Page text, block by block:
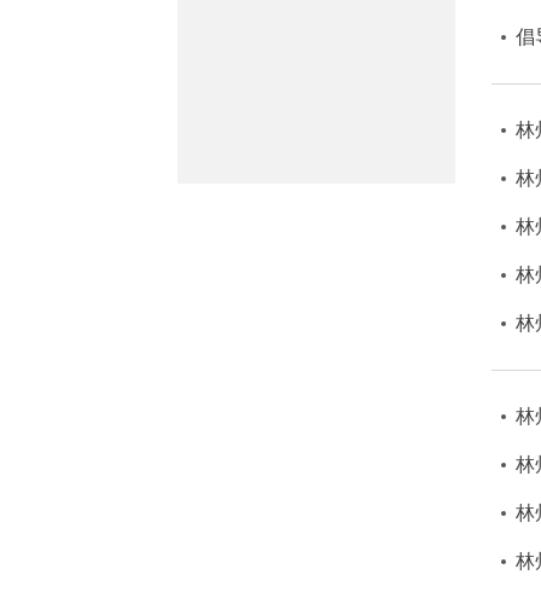
倡
林
林
林
林
林
林
林
林
林